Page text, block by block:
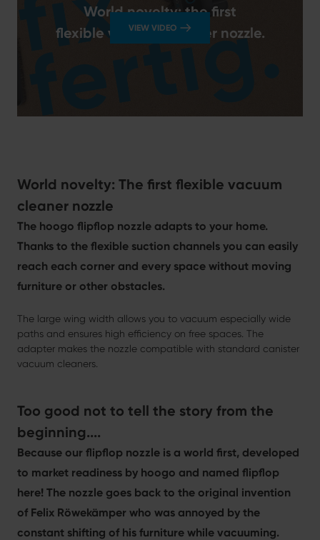
World novelty: the first
flexible vacuum cleaner nozzle.
VIEW VIDEO
World novelty: The first flexible vacuum
cleaner nozzle
The hoogo flipflop nozzle adapts to your home.
Thanks to the flexible suction channels you can easily
reach each corner and every space without moving
furniture or other obstacles.
The large wing width allows you to vacuum especially wide
paths and ensures high efficiency on free spaces. The
adapter makes the nozzle compatible with standard canister
vacuum cleaners.
Too good not to tell the story from the
beginning....
Because our flipflop nozzle is a world first, developed
to market readiness by hoogo and named flipflop
here! The nozzle goes back to the original invention
of Felix Röwekämper who was annoyed by the
constant shifting of his furniture while vacuuming.